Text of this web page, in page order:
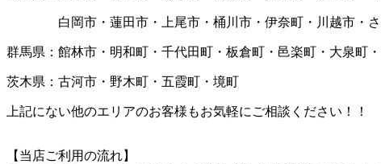
白岡市・蓮田市・上尾市・桶川市・伊奈町・川越市・さ
群馬県：館林市・明和町・千代田町・板倉町・邑楽町・大泉町
茨木県：古河市・野木町・五霞町・境町
上記にない他のエリアのお客様もお気軽にご相談ください！！
【当店ご利用の流れ】